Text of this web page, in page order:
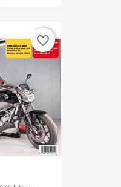
favorite_border